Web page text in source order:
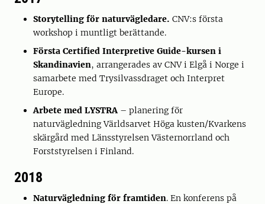
Storytelling för naturvägledare. CNV:s första
workshop i muntligt berättande.
Första Certified Interpretive Guide-kursen i
Skandinavien, arrangerades av CNV i Elgå i Norge i
samarbete med Trysilvassdraget och Interpret
Europe.
Arbete med LYSTRA – planering för
naturvägledning Världsarvet Höga kusten/Kvarkens
skärgård med Länsstyrelsen Västernorrland och
Forststyrelsen i Finland.
2018
Naturvägledning för framtiden. En konferens på